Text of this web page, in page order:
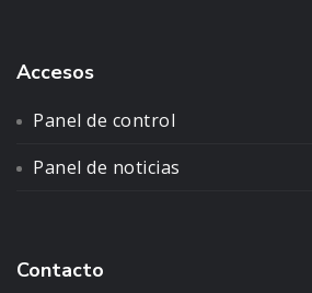
Accesos
Panel de control
Panel de noticias
Contacto